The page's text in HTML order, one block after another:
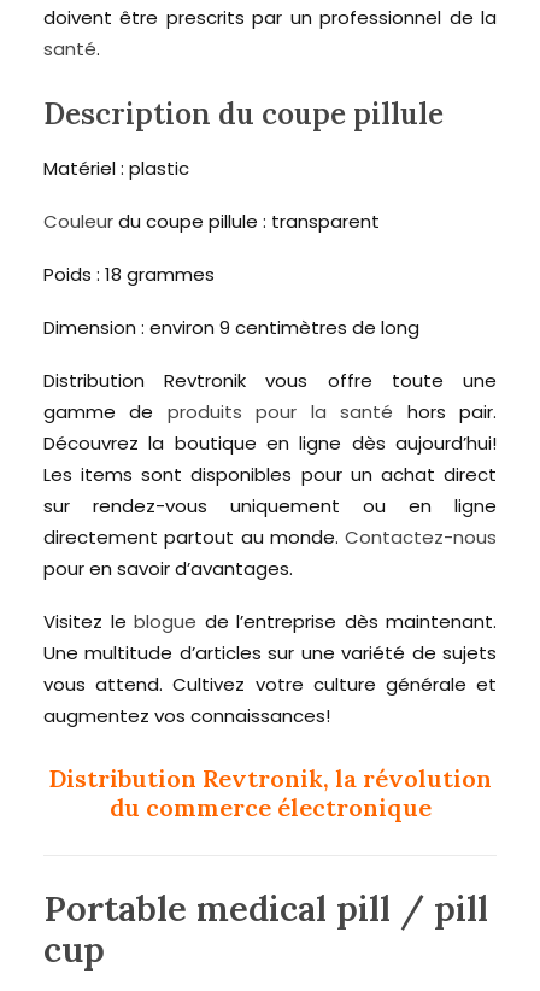
doivent être prescrits par un professionnel de la
santé.
Description du coupe pillule
Matériel : plastic
Couleurdu coupe pillule : transparent
Poids : 18 grammes
Dimension : environ 9 centimètres de long
Distribution Revtronik vous offre toute une
gamme de produits pour la santé hors pair.
Découvrez la boutique en ligne dès aujourd’hui!
Les items sont disponibles pour un achat direct
sur rendez-vous uniquement ou en ligne
directement partout au monde. Contactez-nous
pour en savoir d’avantages.
Visitez le blogue de l’entreprise dès maintenant.
Une multitude d’articles sur une variété de sujets
vous attend. Cultivez votre culture générale et
augmentez vos connaissances!
Distribution Revtronik, la révolution
du commerce électronique
Portable medical pill / pill
cup